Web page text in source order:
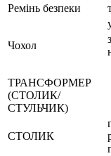
Ремінь безпеки
Чохол
ТРАНСФОРМЕР
(СТОЛИК/
СТУЛЬЧИК)
СТОЛИК